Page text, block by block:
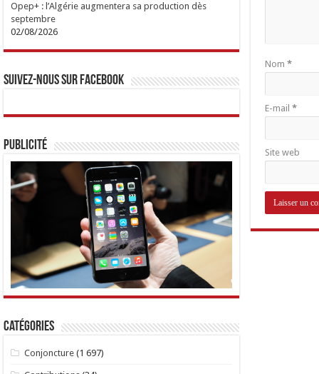
Nom *
E-mail *
Site web
Opep+ : l’Algérie augmentera sa production dès
septembre
02/08/2026
Suivez-nous sur Facebook
Publicité
Catégories
Conjoncture (1 697)